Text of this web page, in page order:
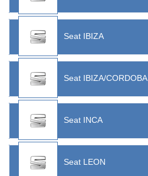
Seat IBIZA
Seat IBIZA/CORDOBA
Seat INCA
Seat LEON